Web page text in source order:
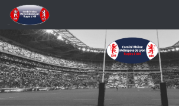
Skip to content